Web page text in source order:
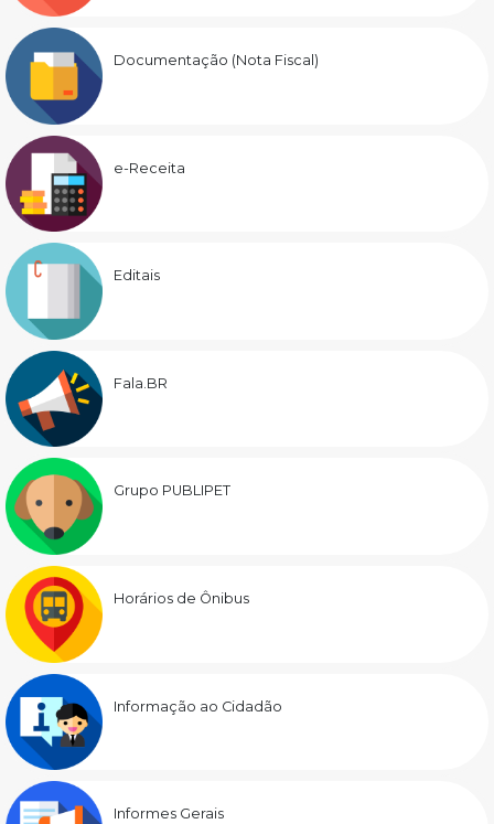
Documentação (Nota Fiscal)
e-Receita
Editais
Fala.BR
Grupo PUBLIPET
Horários de Ônibus
Informação ao Cidadão
Informes Gerais